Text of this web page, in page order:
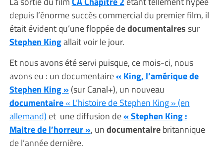
depuis l’énorme succès commercial du premier film, il
était évident qu’une floppée dedocumentairessur
Stephen Kingallait voir le jour.
Et nous avons été servi puisque, ce mois-ci, nous
avons eu : un documentaire« King, l’amérique de
Stephen King »(sur Canal+), un nouveau
documentaire« L’histoire de Stephen King » (en
allemand) et une diffusion de« Stephen King :
Maitre de l’horreur », undocumentairebritannique
de l’année dernière.